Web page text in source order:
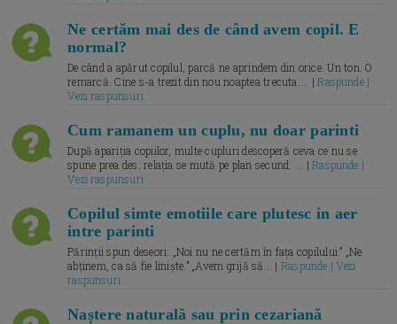
Ne certăm mai des de când avem copil. E
normal?
De când a apărut copilul, parcă ne aprindem din orice. Un ton. O
remarcă. Cine s-a trezit din nou noaptea trecuta.... |Raspunde |
Vezi raspunsuri
Cum ramanem un cuplu, nu doar parinti
După apariția copiilor, multe cupluri descoperă ceva ce nu se
spune prea des: relația se mută pe plan secund. ... |Raspunde |
Vezi raspunsuri
Copilul simte emotiile care plutesc in aer
intre parinti
Părinții spun deseori: „Noi nu ne certăm în fața copilului.” „Ne
abținem, ca să fie liniște.” „Avem grijă să... | Raspunde | Vezi
raspunsuri
Naștere naturală sau prin cezariană